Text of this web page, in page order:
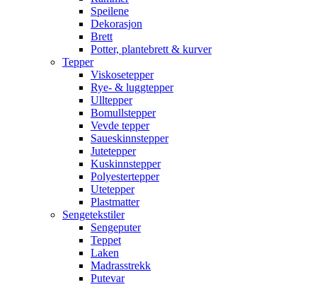
Speilene
Dekorasjon
Brett
Potter, plantebrett & kurver
Tepper
Viskosetepper
Rye- & luggtepper
Ulltepper
Bomullstepper
Vevde tepper
Saueskinnstepper
Jutetepper
Kuskinnstepper
Polyestertepper
Utetepper
Plastmatter
Sengetekstiler
Sengeputer
Teppet
Laken
Madrasstrekk
Putevar